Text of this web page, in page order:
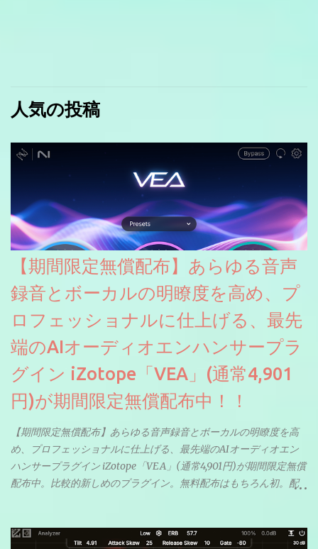
人気の投稿
【期間限定無償配布】あらゆる音声
録音とボーカルの明瞭度を高め、プ
ロフェッショナルに仕上げる、最先
端のAIオーディオエンハンサープラ
グイン iZotope「VEA」(通常4,901
円)が期間限定無償配布中！！
【期間限定無償配布】あらゆる音声録音とボーカルの明瞭度を高
め、プロフェッショナルに仕上げる、最先端のAIオーディオエン
ハンサープラグイン iZotope「VEA」(通常4,901円)が期間限定無償
配布中。比較的新しめのプラグイン。無料配布はもちろん初。配